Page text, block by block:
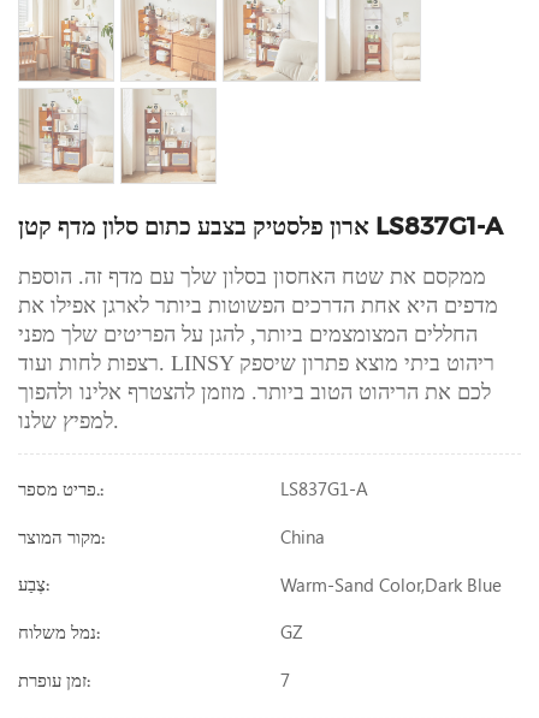
ארון פלסטיק בצבע כתום סלון מדף קטן LS837G1-A
ממקסם את שטח האחסון בסלון שלך עם מדף זה. הוספת
מדפים היא אחת הדרכים הפשוטות ביותר לארגן אפילו את
החללים המצומצמים ביותר, להגן על הפריטים שלך מפני
רצפות לחות ועוד. LINSY ריהוט ביתי מוצא פתרון שיספק
לכם את הריהוט הטוב ביותר. מוזמן להצטרף אלינו ולהפוך
למפיץ שלנו.
פריט מספר.: LS837G1-A
מקור המוצר: China
צֶבַע: Warm-Sand Color,dark Blue
נמל משלוח: GZ
זמן עופרת: 7